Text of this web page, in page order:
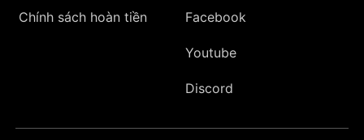
Chính sách hoàn tiền Facebook
Youtube
Discord